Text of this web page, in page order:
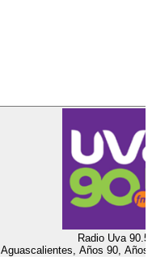
Radio Uva
Aguascalientes, Años 90,